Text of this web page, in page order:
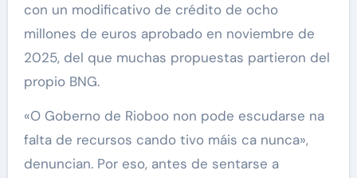
con un modificativo de crédito de ocho
millones de euros aprobado en noviembre de
2025, del que muchas propuestas partieron del
propio BNG.
«O Goberno de Rioboo non pode escudarse na
falta de recursos cando tivo máis ca nunca»,
denuncian. Por eso, antes de sentarse a